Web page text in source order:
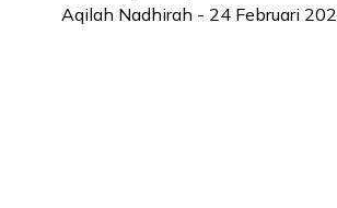
Aqilah Nadhirah - 24 Februari